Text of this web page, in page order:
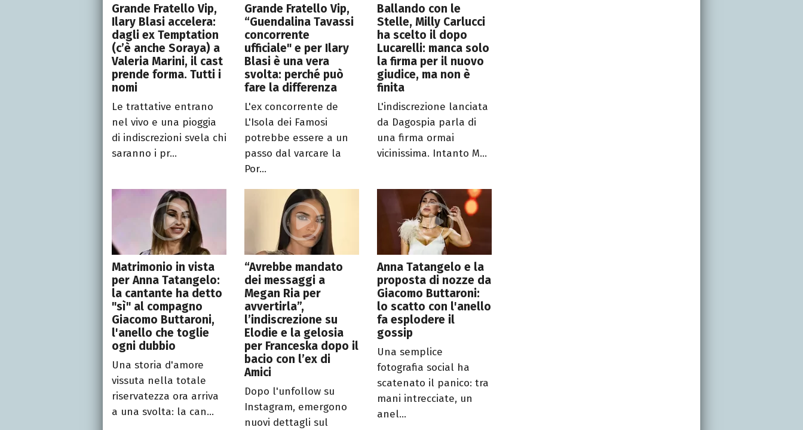
Grande Fratello Vip,
Ilary Blasi accelera:
dagli ex Temptation
(c’è anche Soraya) a
Valeria Marini, il cast
prende forma. Tutti i
nomi
Le trattative entrano
nel vivo e una pioggia
di indiscrezioni svela chi
saranno i pr...
Grande Fratello Vip,
“Guendalina Tavassi
concorrente
ufficiale" e per Ilary
Blasi è una vera
svolta: perché può
fare la differenza
L'ex concorrente de
L'Isola dei Famosi
potrebbe essere a un
passo dal varcare la
Por...
Ballando con le
Stelle, Milly Carlucci
ha scelto il dopo
Lucarelli: manca solo
la firma per il nuovo
giudice, ma non è
finita
L'indiscrezione lanciata
da Dagospia parla di
una firma ormai
vicinissima. Intanto M...
Matrimonio in vista
per Anna Tatangelo:
la cantante ha detto
"sì" al compagno
Giacomo Buttaroni,
l'anello che toglie
ogni dubbio
Una storia d'amore
vissuta nella totale
riservatezza ora arriva
a una svolta: la can...
“Avrebbe mandato
dei messaggi a
Megan Ria per
avvertirla”,
l’indiscrezione su
Elodie e la gelosia
per Franceska dopo il
bacio con l’ex di
Amici
Dopo l'unfollow su
Instagram, emergono
nuovi dettagli sul
Anna Tatangelo e la
proposta di nozze da
Giacomo Buttaroni:
lo scatto con l'anello
fa esplodere il
gossip
Una semplice
fotografia social ha
scatenato il panico: tra
mani intrecciate, un
anel...